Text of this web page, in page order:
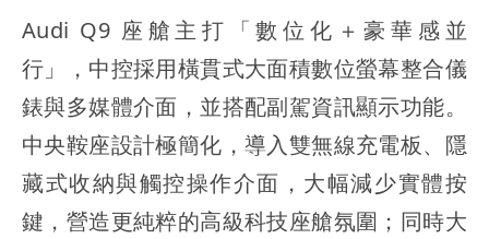
Audi Q9 座艙主打「數位化＋豪華感並
行」，中控採用橫貫式大面積數位螢幕整合儀
錶與多媒體介面，並搭配副駕資訊顯示功能。
中央鞍座設計極簡化，導入雙無線充電板、隱
藏式收納與觸控操作介面，大幅減少實體按
鍵，營造更純粹的高級科技座艙氛圍；同時大